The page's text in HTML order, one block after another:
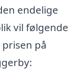
endelige
vil følgende
på